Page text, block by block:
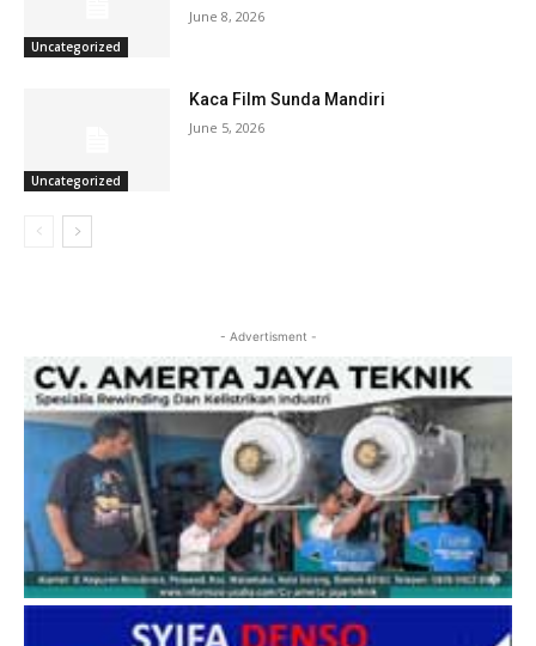
Uncategorized
June 8, 2026
Uncategorized
Kaca Film Sunda Mandiri
June 5, 2026
- Advertisment -